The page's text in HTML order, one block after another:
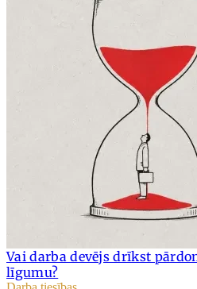
Vai darba devējs drīkst
līgumu?